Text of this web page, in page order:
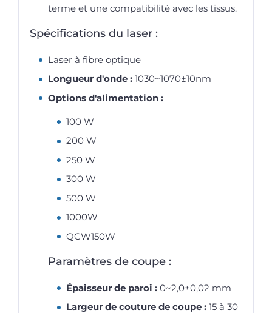
terme et une compatibilité avec les tissus.
Spécifications du laser :
Laser à fibre optique
Longueur d'onde : 1030~1070±10nm
Options d'alimentation :
100 W
200 W
250 W
300 W
500 W
1000W
QCW150W
Paramètres de coupe :
Épaisseur de paroi : 0~2,0±0,02 mm
Largeur de couture de coupe : 15 à 30